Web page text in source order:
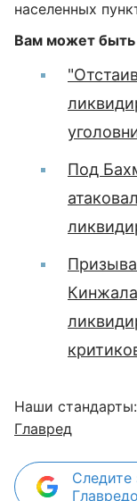
населенных
Вам может быть
Под
Наши стандарты:
Главред
Следите